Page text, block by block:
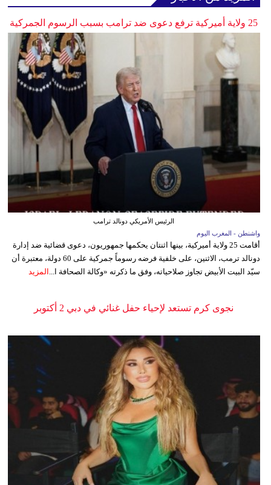
25 ولاية أميركية ترفع دعوى ضد ترامب بسبب الرسوم الجمركية
الرئيس الأمريكي دونالد ترامب
واشنطن - المغرب اليوم
أقامت 25 ولاية أميركية، بينها اثنتان يحكمها جمهوريون، دعوى قضائية ضد إدارة
دونالد ترمب، الاثنين، على خلفية فرضه رسوماً جمركية على 60 دولة، معتبرة أن
سيّد البيت الأبيض تجاوز صلاحياته، وفق ما ذكرته «وكالة الصحافة ا... المزيد
نجوى كرم تستعد لإحياء حفل غنائي في دبي 2 أكتوبر